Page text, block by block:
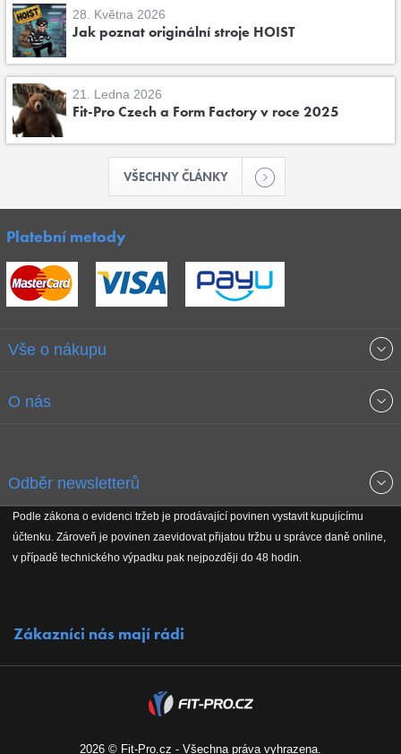
28. Května 2026
Jak poznat originální stroje HOIST
21. Ledna 2026
Fit-Pro Czech a Form Factory v roce 2025
VŠECHNY ČLÁNKY
Platební metody
Vše o nákupu
Obchodní podmínky
Reklamační řád
O nás
Koho podporujeme
Odběr newsletterů
Získejte přehled o novinkách, slevách, akčním zboží a upozornění
na nové články v magazínu!
Podle zákona o evidenci tržeb je prodávající povinen vystavit kupujícímu
účtenku. Zároveň je povinen zaevidovat přijatou tržbu u správce daně online,
v případě technického výpadku pak nejpozději do 48 hodin.
Zákazníci nás mají rádi
2026 © Fit-Pro.cz - Všechna práva vyhrazena.